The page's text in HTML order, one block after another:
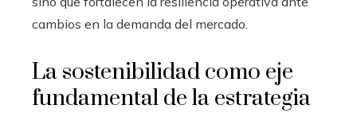
cambios en la demanda del mercado.
La sostenibilidad como eje
fundamental de la estrategia